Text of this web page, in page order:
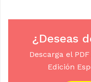
¿Deseas
Descarga el
Edición